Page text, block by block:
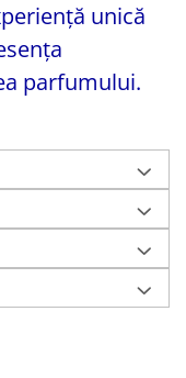
unică
parfumului.